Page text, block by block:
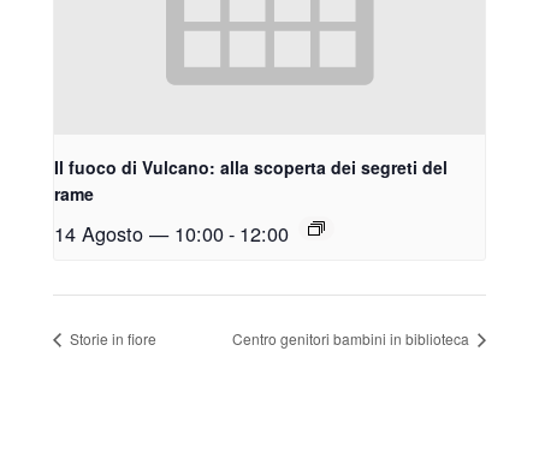
Il fuoco di Vulcano: alla scoperta dei segreti del
rame
14 Agosto — 10:00- 12:00
Storie in fiore Centro genitori bambini in biblioteca